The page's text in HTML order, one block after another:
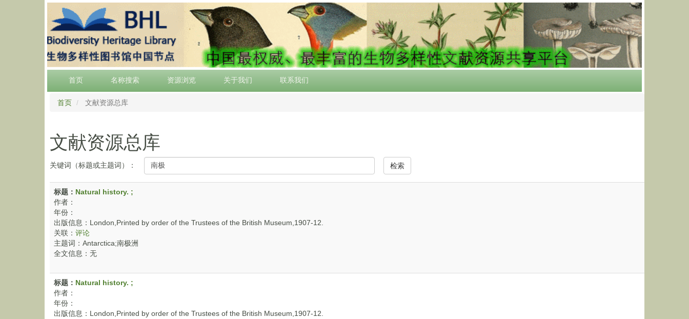
Main
menu
首页 名称搜索 资源浏览 关于我们 联系我们
首页 文献资源总库
文献资源总库
关键词（标题或主题词）： 检索
标题： Natural history. ;
作者：
年份：
出版信息：London,Printed by order of the Trustees of the British Museum,1907-12.
关联： 评论
主题词：Antarctica;南极洲
全文信息：无
标题： Natural history. ;
作者：
年份：
出版信息：London,Printed by order of the Trustees of the British Museum,1907-12.